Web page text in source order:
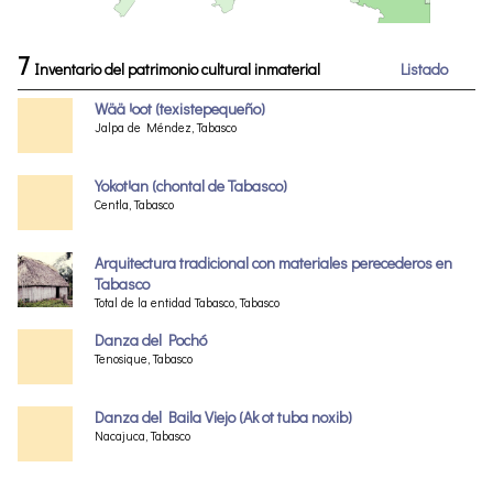
7 Inventario del patrimonio cultural inmaterial
Listado
Wää Ꞌoot (texistepequeño)
Jalpa de Méndez, Tabasco
YokotꞋan (chontal de Tabasco)
Centla, Tabasco
Arquitectura tradicional con materiales perecederos en
Tabasco
Total de la entidad Tabasco, Tabasco
Danza del Pochó
Tenosique, Tabasco
Danza del Baila Viejo (Ak ot tuba noxib)
Nacajuca, Tabasco